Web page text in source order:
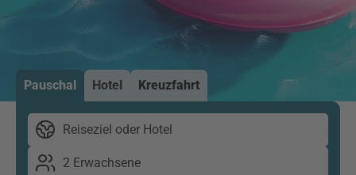
Pauschal Hotel Kreuzfahrt
Reiseziel oder Hotel
2 Erwachsene